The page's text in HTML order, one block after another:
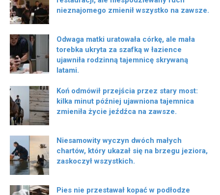
nieznajomego zmienił wszystko na zawsze.
Odwaga matki uratowała córkę, ale mała
torebka ukryta za szafką w łazience
ujawniła rodzinną tajemnicę skrywaną
latami.
Koń odmówił przejścia przez stary most:
kilka minut później ujawniona tajemnica
zmieniła życie jeźdźca na zawsze.
Niesamowity wyczyn dwóch małych
chartów, który ukazał się na brzegu jeziora,
zaskoczył wszystkich.
Pies nie przestawał kopać w podłodze